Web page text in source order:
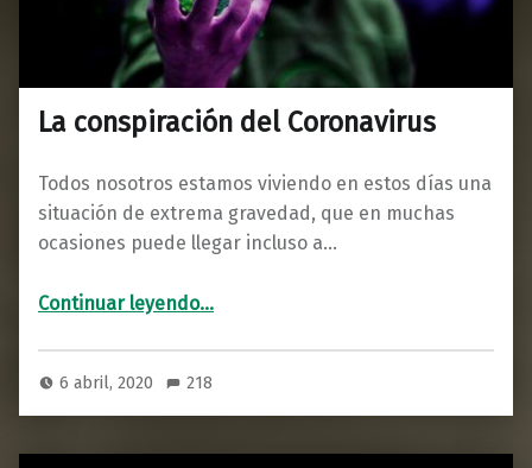
La conspiración del Coronavirus
Todos nosotros estamos viviendo en estos días una
situación de extrema gravedad, que en muchas
ocasiones puede llegar incluso a…
Continuar leyendo…
6 abril, 2020 218